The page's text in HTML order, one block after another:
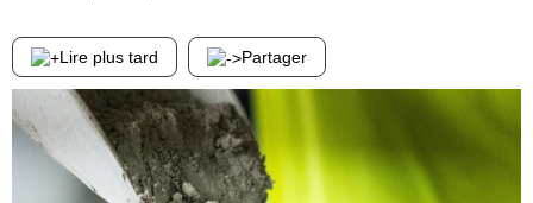
Lire plus tard Partager